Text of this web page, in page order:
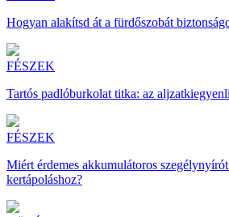
Hogyan alakítsd át a fürdőszobát
FÉSZEK
Tartós padlóburkolat titka: az
FÉSZEK
Miért érdemes akkumulátoros
kertápoláshoz?